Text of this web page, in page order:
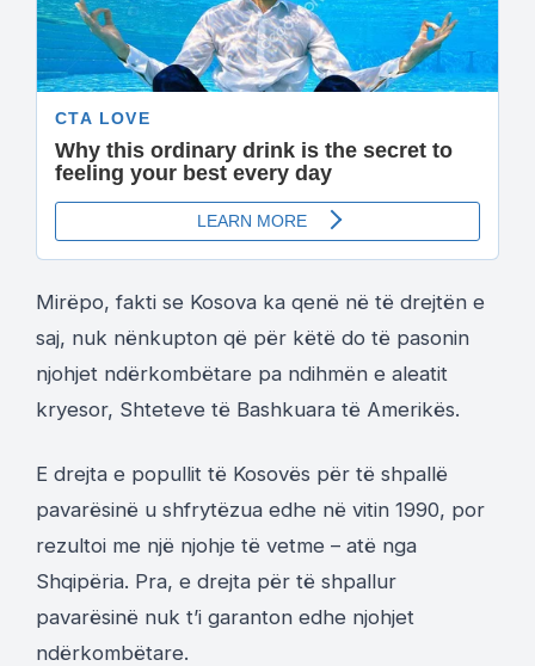
Mirëpo, fakti se Kosova ka qenë në të drejtën e
saj, nuk nënkupton që për këtë do të pasonin
njohjet ndërkombëtare pa ndihmën e aleatit
kryesor, Shteteve të Bashkuara të Amerikës.
E drejta e popullit të Kosovës për të shpallë
pavarësinë u shfrytëzua edhe në vitin 1990, por
rezultoi me një njohje të vetme – atë nga
Shqipëria. Pra, e drejta për të shpallur
pavarësinë nuk t’i garanton edhe njohjet
ndërkombëtare.